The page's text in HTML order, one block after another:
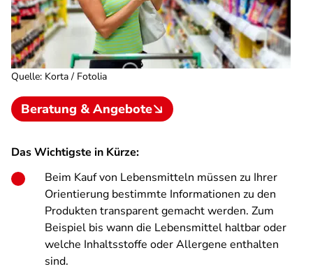
Quelle: Korta / Fotolia
Beratung & Angebote
Das Wichtigste in Kürze:
Beim Kauf von Lebensmitteln müssen zu Ihrer
Orientierung bestimmte Informationen zu den
Produkten transparent gemacht werden. Zum
Beispiel bis wann die Lebensmittel haltbar oder
welche Inhaltsstoffe oder Allergene enthalten
sind.